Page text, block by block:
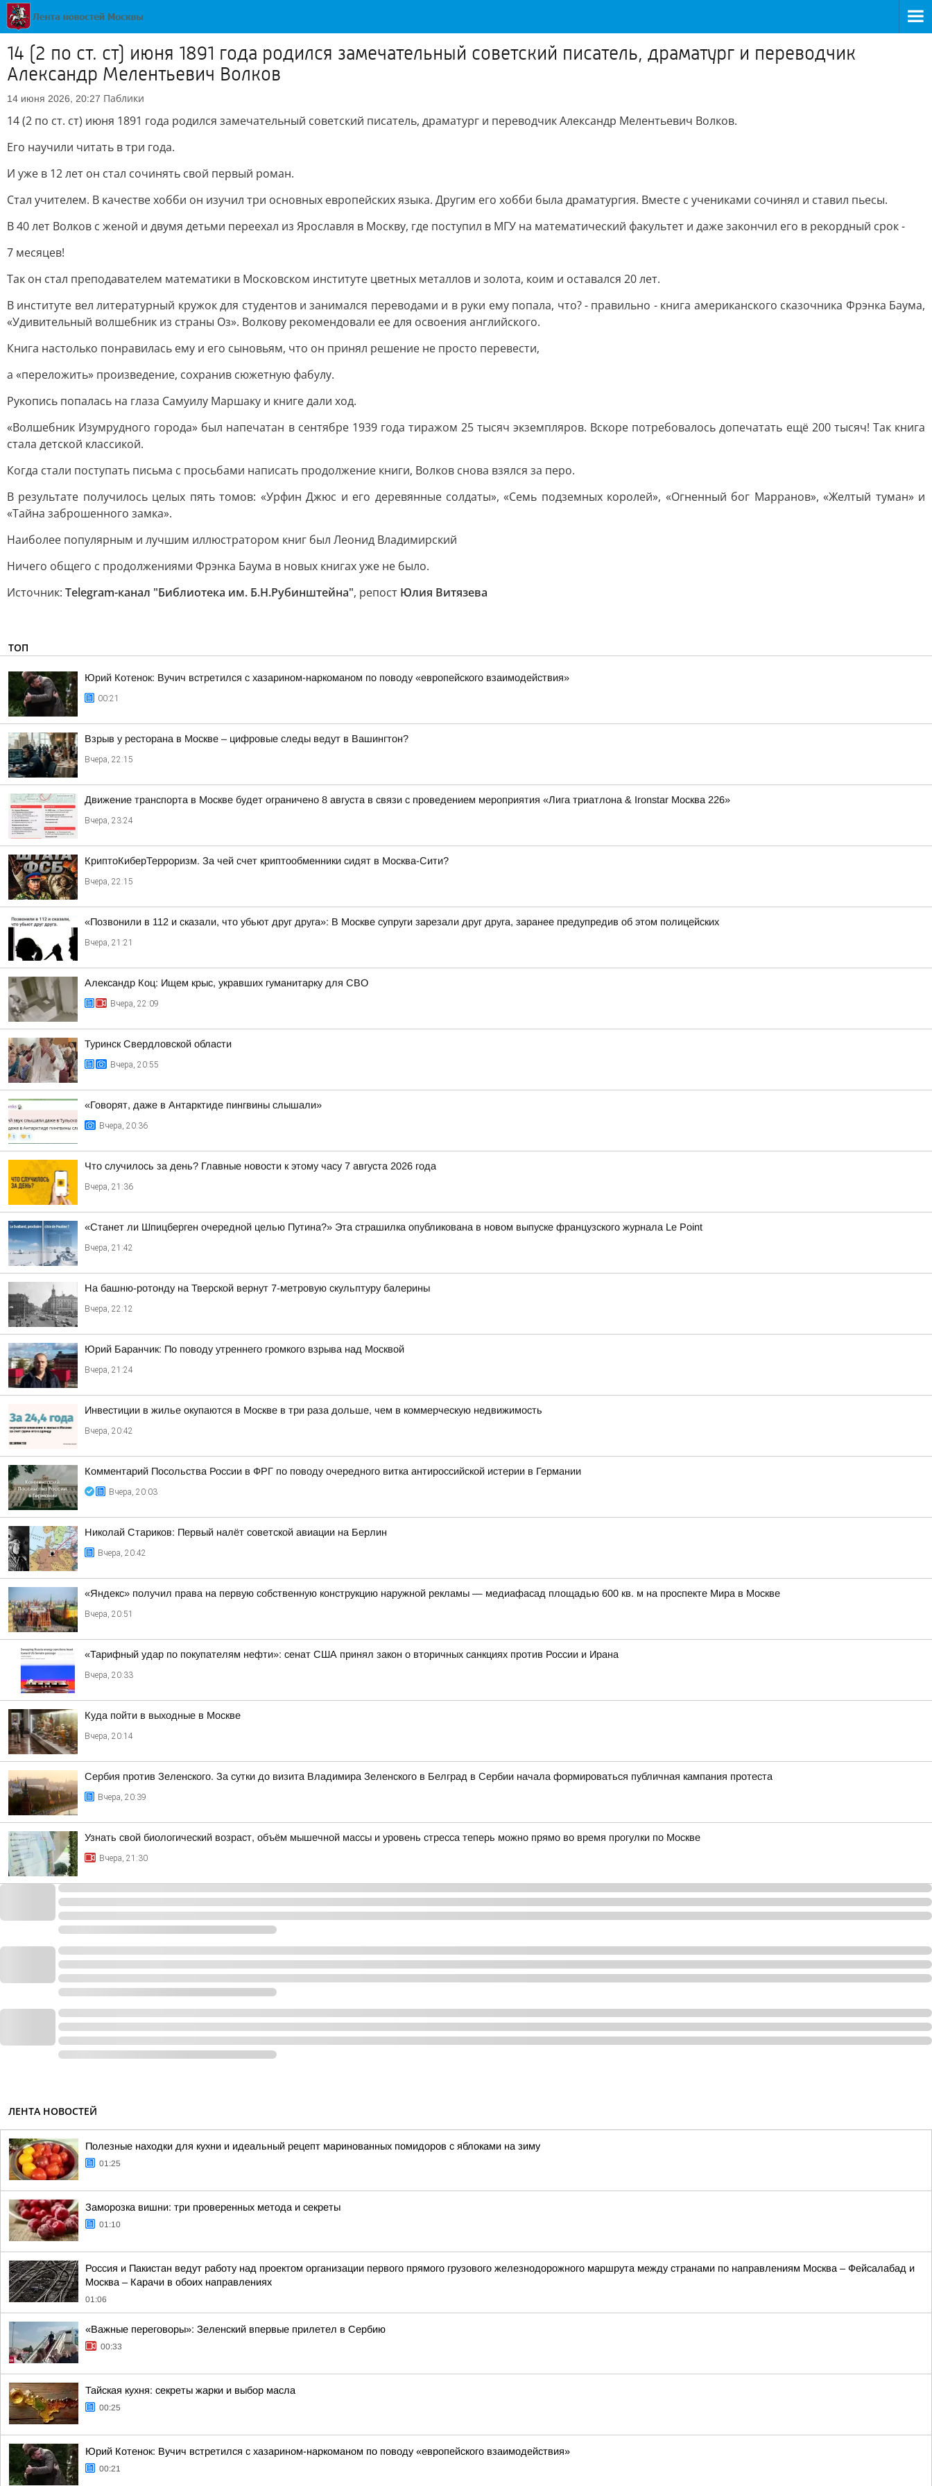
14 (2 по ст. ст) июня 1891 года родился замечательный советский писатель, драматург и переводчик
Александр Мелентьевич Волков
14 июня 2026, 20:27 Паблики
14 (2 по ст. ст) июня 1891 года родился замечательный советский писатель, драматург и переводчик Александр Мелентьевич Волков.
Его научили читать в три года.
И уже в 12 лет он стал сочинять свой первый роман.
Стал учителем. В качестве хобби он изучил три основных европейских языка. Другим его хобби была драматургия. Вместе с учениками сочинял и ставил пьесы.
В 40 лет Волков с женой и двумя детьми переехал из Ярославля в Москву, где поступил в МГУ на математический факультет и даже закончил его в рекордный срок -
7 месяцев!
Так он стал преподавателем математики в Московском институте цветных металлов и золота, коим и оставался 20 лет.
В институте вел литературный кружок для студентов и занимался переводами и в руки ему попала, что? - правильно - книга американского сказочника Фрэнка Баума,
«Удивительный волшебник из страны Оз». Волкову рекомендовали ее для освоения английского.
Книга настолько понравилась ему и его сыновьям, что он принял решение не просто перевести,
а «переложить» произведение, сохранив сюжетную фабулу.
Рукопись попалась на глаза Самуилу Маршаку и книге дали ход.
«Волшебник Изумрудного города» был напечатан в сентябре 1939 года тиражом 25 тысяч экземпляров. Вскоре потребовалось допечатать ещё 200 тысяч! Так книга
стала детской классикой.
Когда стали поступать письма с просьбами написать продолжение книги, Волков снова взялся за перо.
В результате получилось целых пять томов: «Урфин Джюс и его деревянные солдаты», «Семь подземных королей», «Огненный бог Марранов», «Желтый туман» и
«Тайна заброшенного замка».
Наиболее популярным и лучшим иллюстратором книг был Леонид Владимирский
Ничего общего с продолжениями Фрэнка Баума в новых книгах уже не было.
Источник: Telegram-канал "Библиотека им. Б.Н.Рубинштейна", репост Юлия Витязева
ТОП
Юрий Котенок: Вучич встретился с хазарином-наркоманом по поводу «европейского взаимодействия»
00:21
Взрыв у ресторана в Москве – цифровые следы ведут в Вашингтон?
Вчера, 22:15
Движение транспорта в Москве будет ограничено 8 августа в связи с проведением мероприятия «Лига триатлона & Ironstar Москва 226»
Вчера, 23:24
КриптоКиберТерроризм. За чей счет криптообменники сидят в Москва-Сити?
Вчера, 22:15
«Позвонили в 112 и сказали, что убьют друг друга»: В Москве супруги зарезали друг друга, заранее предупредив об этом полицейских
Вчера, 21:21
Александр Коц: Ищем крыс, укравших гуманитарку для СВО
Вчера, 22:09
Туринск Свердловской области
Вчера, 20:55
«Говорят, даже в Антарктиде пингвины слышали»
Вчера, 20:36
Что случилось за день? Главные новости к этому часу 7 августа 2026 года
Вчера, 21:36
«Станет ли Шпицберген очередной целью Путина?» Эта страшилка опубликована в новом выпуске французского журнала Le Point
Вчера, 21:42
На башню-ротонду на Тверской вернут 7-метровую скульптуру балерины
Вчера, 22:12
Юрий Баранчик: По поводу утреннего громкого взрыва над Москвой
Вчера, 21:24
Инвестиции в жилье окупаются в Москве в три раза дольше, чем в коммерческую недвижимость
Вчера, 20:42
Комментарий Посольства России в ФРГ по поводу очередного витка антироссийской истерии в Германии
Вчера, 20:03
Николай Стариков: Первый налёт советской авиации на Берлин
Вчера, 20:42
«Яндекс» получил права на первую собственную конструкцию наружной рекламы — медиафасад площадью 600 кв. м на проспекте Мира в Москве
Вчера, 20:51
«Тарифный удар по покупателям нефти»: сенат США принял закон о вторичных санкциях против России и Ирана
Вчера, 20:33
Куда пойти в выходные в Москве
Вчера, 20:14
Сербия против Зеленского. За сутки до визита Владимира Зеленского в Белград в Сербии начала формироваться публичная кампания протеста
Вчера, 20:39
Узнать свой биологический возраст, объём мышечной массы и уровень стресса теперь можно прямо во время прогулки по Москве
Вчера, 21:30
ЛЕНТА НОВОСТЕЙ
Полезные находки для кухни и идеальный рецепт маринованных помидоров с яблоками на зиму
01:25
Заморозка вишни: три проверенных метода и секреты
01:10
Россия и Пакистан ведут работу над проектом организации первого прямого грузового железнодорожного маршрута между странами по направлениям Москва – Фейсалабад и
Москва – Карачи в обоих направлениях
01:06
«Важные переговоры»: Зеленский впервые прилетел в Сербию
00:33
Тайская кухня: секреты жарки и выбор масла
00:25
Юрий Котенок: Вучич встретился с хазарином-наркоманом по поводу «европейского взаимодействия»
00:21